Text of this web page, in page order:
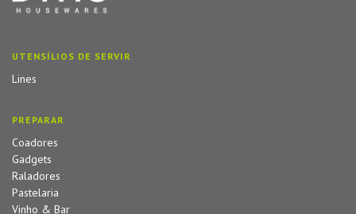
UTENSÍLIOS DE SERVIR
Lines
PREPARAR
Coadores
Gadgets
Raladores
Pastelaria
Vinho & Bar